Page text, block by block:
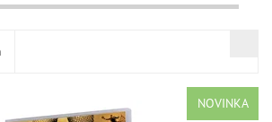
NOVINKA